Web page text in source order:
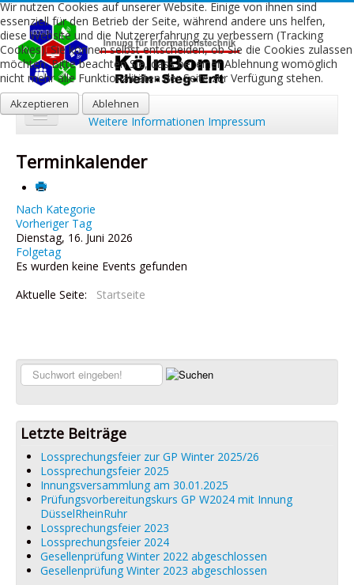
Über uns
Leistungen
Ausbildung
Fachbetriebe
Links
Impressum
Terminkalender
Nach Kategorie
Vorheriger Tag
Dienstag, 16. Juni 2026
Folgetag
Es wurden keine Events gefunden
Aktuelle Seite:
Startseite
Suchen...
Letzte Beiträge
Lossprechungsfeier zur GP Winter 2025/26
Lossprechungsfeier 2025
Innungsversammlung am 30.01.2025
Prüfungsvorbereitungskurs GP W2024 mit Innung
DüsselRheinRuhr
Lossprechungsfeier 2023
Lossprechungsfeier 2024
Gesellenprüfung Winter 2022 abgeschlossen
Gesellenprüfung Winter 2023 abgeschlossen
Wir nutzen Cookies auf unserer Website. Einige von ihnen sind
essenziell für den Betrieb der Seite, während andere uns helfen,
diese Website und die Nutzererfahrung zu verbessern (Tracking
Cookies). Sie können selbst entscheiden, ob Sie die Cookies zulassen
möchten. Bitte beachten Sie, dass bei einer Ablehnung womöglich
nicht mehr alle Funktionalitäten der Seite zur Verfügung stehen.
Akzeptieren Ablehnen
Weitere Informationen Impressum